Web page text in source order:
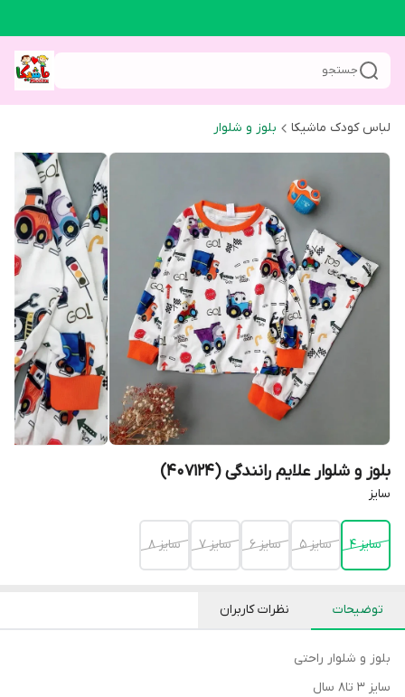
جستجو
لباس کودک ماشیکا بلوز و شلوار
بلوز و شلوار علایم رانندگی (407124)
سایز
سایز 4 سایز 5 سایز 6 سایز 7 سایز 8
توضیحات نظرات کاربران
بلوز و شلوار راحتی
سایز ۳ تا۸ سال